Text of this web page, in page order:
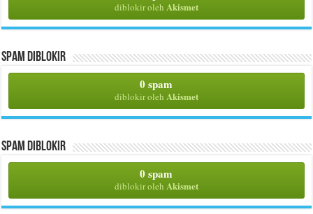
diblokir oleh Akismet
Spam Diblokir
0 spam
diblokir oleh Akismet
Spam Diblokir
0 spam
diblokir oleh Akismet